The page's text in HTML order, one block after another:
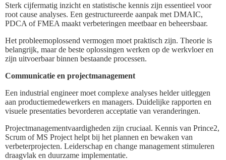
Sterk cijfermatig inzicht en statistische kennis zijn essentieel voor
root cause analyses. Een gestructureerde aanpak met DMAIC,
PDCA of FMEA maakt verbeteringen meetbaar en beheersbaar.
Het probleemoplossend vermogen moet praktisch zijn. Theorie is
belangrijk, maar de beste oplossingen werken op de werkvloer en
zijn uitvoerbaar binnen bestaande processen.
Communicatie en projectmanagement
Een industrial engineer moet complexe analyses helder uitleggen
aan productiemedewerkers en managers. Duidelijke rapporten en
visuele presentaties bevorderen acceptatie van veranderingen.
Projectmanagementvaardigheden zijn cruciaal. Kennis van Prince2,
Scrum of MS Project helpt bij het plannen en bewaken van
verbeterprojecten. Leiderschap en change management stimuleren
draagvlak en duurzame implementatie.